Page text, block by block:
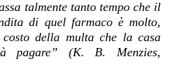
talmente tanto tempo che il
di quel farmaco è molto,
della multa che la casa
pagare” (K. B. Menzies,